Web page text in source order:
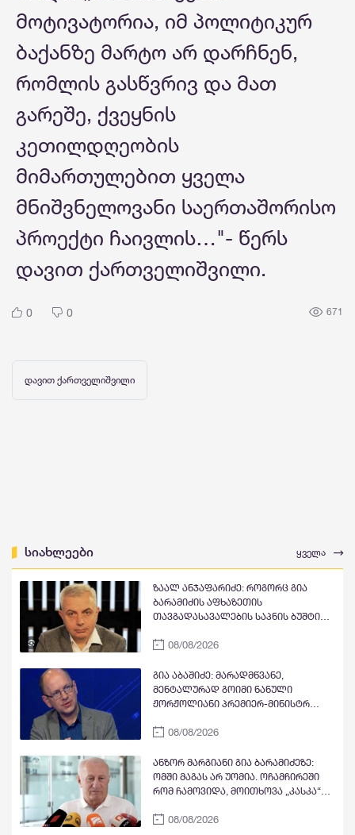
მოტივატორია, იმ პოლიტიკურ
ბაქანზე მარტო არ დარჩნენ,
რომლის გასწვრივ და მათ
გარეშე, ქვეყნის
კეთილდღეობის
მიმართულებით ყველა
მნიშვნელოვანი საერთაშორისო
პროექტი ჩაივლის…"- წერს
დავით ქართველიშვილი.
0 0 671
დავით ქართველიშვილი
სიახლეები ყველა
ზაალ ანჯაფარიძე: როგორც გია
ბარამიძის აფხაზეთის
თავგადასავალების საპნის ბუშტი
მიშა მშვილდაძის ვითომ რუსეთთან
ცოტა ხანში ვიხილავთ სხვა ვითომ
"ანტირუსების" მითების და ბუშტების
გასკდომის სერიას
08/08/2026
გია აბაშიძე: მარადმწვანე,
მენტალურად გოიმი ნანული
ჟორჟოლიანი პრემიერ-მინისტრ
შხამიან არსებას ჰგონია, რომ
ნაცჯალათ ერეკლე კოდუას ხანა
დადგება საქართველოში
08/08/2026
ანზორ მარგიანი გია ბარამიძეზე:
ომში მაგას არ უომია. ოჩამჩირეში
რომ ჩამოვიდა, მოითხოვა „კასკა“
დადიოდა, სურათებს იღებდა და
08/08/2026